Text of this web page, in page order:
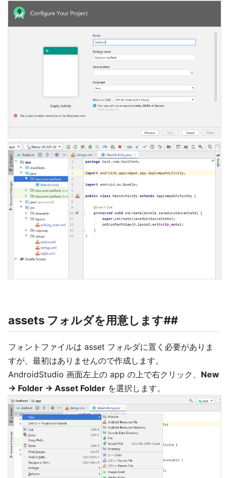
assets フォルダを用意します##
フォントファイルは asset フォルダに置く必要がありま
すが、最初はありませんので作成します。
AndroidStudio 画面左上の app の上で右クリック、 New
→ Folder → Asset Folder を選択します。